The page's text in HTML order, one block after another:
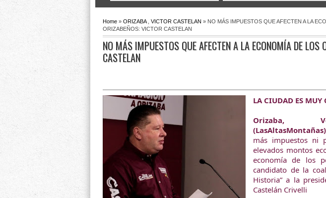
ambientales
Home » ORIZABA, VICTOR CASTELAN » NO MÁS IMPUESTOS QUE AFECTEN A LA
ORIZABEÑOS: VICTOR CASTELAN
NO MÁS IMPUESTOS QUE AFECTEN A LA ECONOMÍA DE LOS
CASTELAN
LA CIUDAD ES MUY
Orizaba,
más impuestos ni
elevados montos
economía de los
candidato de la
Historia” a la
Castelán Crivelli